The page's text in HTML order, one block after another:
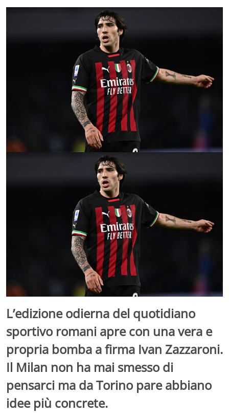
L’edizione odierna del quotidiano
sportivo romani apre con una vera e
propria bomba a firma Ivan Zazzaroni.
Il Milan non ha mai smesso di
pensarci ma da Torino pare abbiano
idee più concrete.